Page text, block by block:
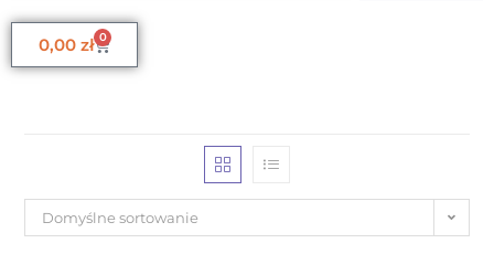
0,00 zł 0
Domyślne sortowanie